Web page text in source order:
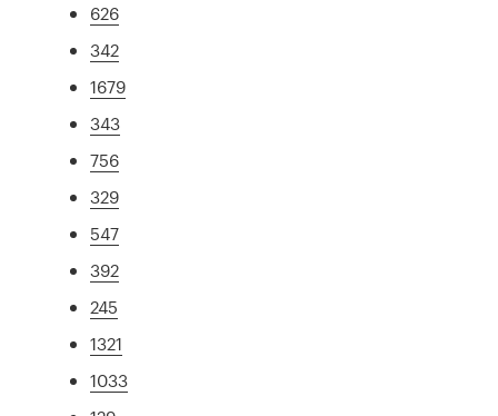
626
342
1679
343
756
329
547
392
245
1321
1033